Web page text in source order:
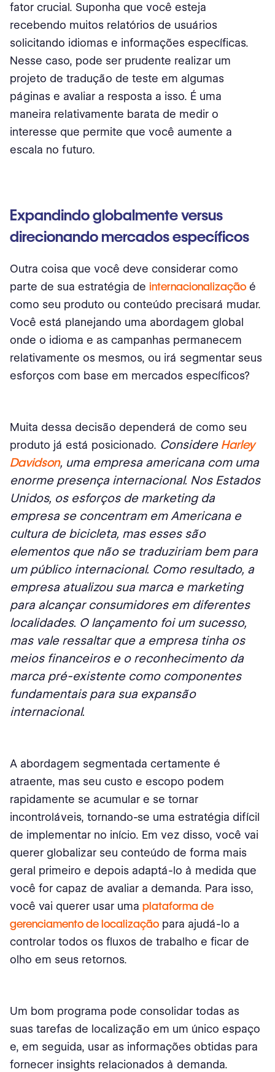
fator crucial. Suponha que você esteja
recebendo muitos relatórios de usuários
solicitando idiomas e informações específicas.
Nesse caso, pode ser prudente realizar um
projeto de tradução de teste em algumas
páginas e avaliar a resposta a isso. É uma
maneira relativamente barata de medir o
interesse que permite que você aumente a
escala no futuro.
Expandindo globalmente versus
direcionando mercados específicos
Outra coisa que você deve considerar como
parte de sua estratégia de internacionalização é
como seu produto ou conteúdo precisará mudar.
Você está planejando uma abordagem global
onde o idioma e as campanhas permanecem
relativamente os mesmos, ou irá segmentar seus
esforços com base em mercados específicos?
Muita dessa decisão dependerá de como seu
produto já está posicionado. Considere Harley
Davidson, uma empresa americana com uma
enorme presença internacional. Nos Estados
Unidos, os esforços de marketing da
empresa se concentram em Americana e
cultura de bicicleta, mas esses são
elementos que não se traduziriam bem para
um público internacional. Como resultado, a
empresa atualizou sua marca e marketing
para alcançar consumidores em diferentes
localidades. O lançamento foi um sucesso,
mas vale ressaltar que a empresa tinha os
meios financeiros e o reconhecimento da
marca pré-existente como componentes
fundamentais para sua expansão
internacional.
A abordagem segmentada certamente é
atraente, mas seu custo e escopo podem
rapidamente se acumular e se tornar
incontroláveis, tornando-se uma estratégia difícil
de implementar no início. Em vez disso, você vai
querer globalizar seu conteúdo de forma mais
geral primeiro e depois adaptá-lo à medida que
você for capaz de avaliar a demanda. Para isso,
você vai querer usar uma plataforma de
gerenciamento de localização para ajudá-lo a
controlar todos os fluxos de trabalho e ficar de
olho em seus retornos.
Um bom programa pode consolidar todas as
suas tarefas de localização em um único espaço
e, em seguida, usar as informações obtidas para
fornecer insights relacionados à demanda.